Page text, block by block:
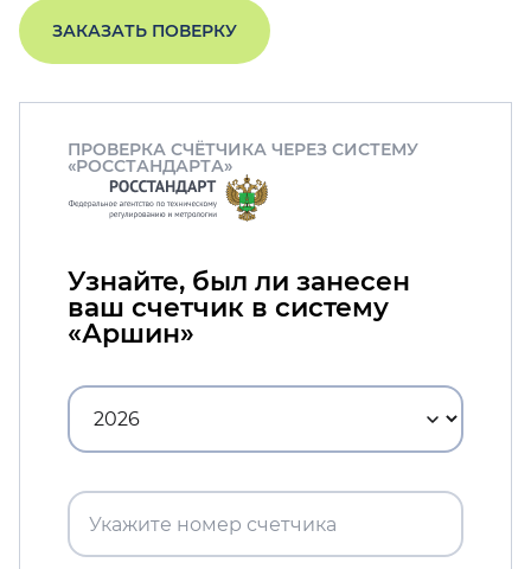
ЗАКАЗАТЬ ПОВЕРКУ
ПРОВЕРКА СЧЁТЧИКА ЧЕРЕЗ СИСТЕМУ
«РОССТАНДАРТА»
Узнайте, был ли занесен
ваш счетчик в систему
«Аршин»